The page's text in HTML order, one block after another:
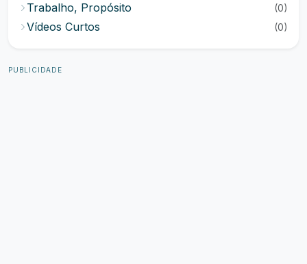
Trabalho, Propósito (0)
Vídeos Curtos (0)
PUBLICIDADE